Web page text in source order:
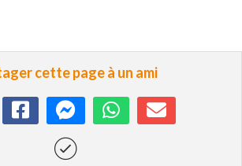
cette page à un ami